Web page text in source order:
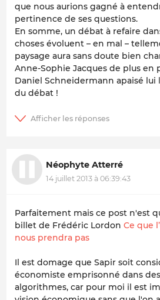
que nous aurions gagné à
pertinence de ses questions.
En somme, un débat à refaire
choses évoluent – en mal –
paysage aura sans doute bien
Anne-Sophie Jacques de plus en
Daniel Schneidermann apaisé lui
du débat !
Néophyte Atterré
14 juillet 2013 à 06:39:43
Parfaitement mais ce post n'est
billet de Frédéric Lordon Ce que
nous prendra pas
Il est domage que Sapir soit
économiste emprisonné dans
algorithmes, car pour moi il est